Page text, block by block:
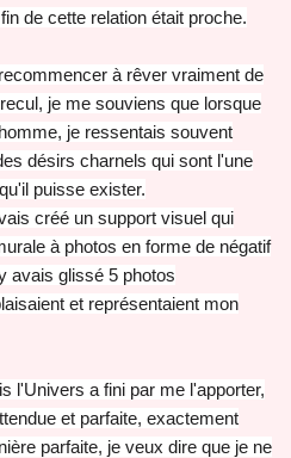
de cette relation était proche.
à rêver vraiment de
je me souviens que lorsque
je ressentais souvent
désirs charnels qui sont l'une
puisse exister.
créé un support visuel qui
à photos en forme de négatif
avais glissé 5 photos
et représentaient mon
l'Univers a fini par me l'apporter,
et parfaite, exactement
parfaite, je veux dire que je ne